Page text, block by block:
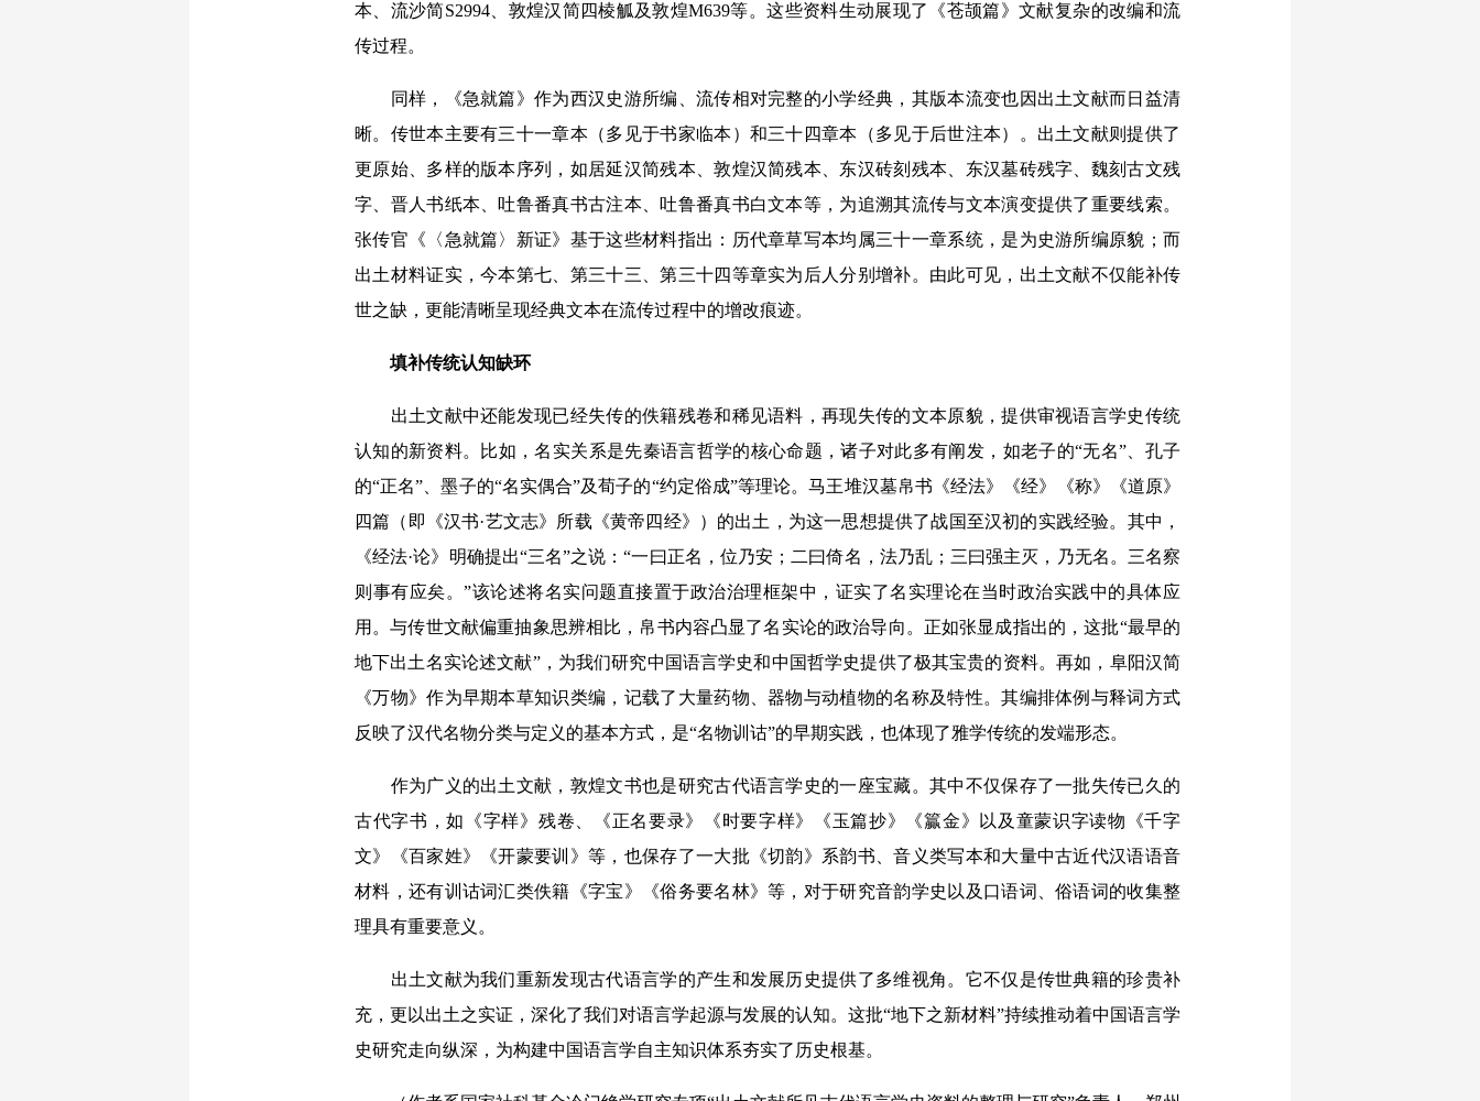
本、流沙简S2994、敦煌汉简四棱觚及敦煌M639等。这些资料生动展现了《苍颉篇》文献复杂的改编和流
传过程。
同样，《急就篇》作为西汉史游所编、流传相对完整的小学经典，其版本流变也因出土文献而日益清
晰。传世本主要有三十一章本（多见于书家临本）和三十四章本（多见于后世注本）。出土文献则提供了
更原始、多样的版本序列，如居延汉简残本、敦煌汉简残本、东汉砖刻残本、东汉墓砖残字、魏刻古文残
字、晋人书纸本、吐鲁番真书古注本、吐鲁番真书白文本等，为追溯其流传与文本演变提供了重要线索。
张传官《〈急就篇〉新证》基于这些材料指出：历代章草写本均属三十一章系统，是为史游所编原貌；而
出土材料证实，今本第七、第三十三、第三十四等章实为后人分别增补。由此可见，出土文献不仅能补传
世之缺，更能清晰呈现经典文本在流传过程中的增改痕迹。
填补传统认知缺环
出土文献中还能发现已经失传的佚籍残卷和稀见语料，再现失传的文本原貌，提供审视语言学史传统
认知的新资料。比如，名实关系是先秦语言哲学的核心命题，诸子对此多有阐发，如老子的“无名”、孔子
的“正名”、墨子的“名实偶合”及荀子的“约定俗成”等理论。马王堆汉墓帛书《经法》《经》《称》《道原》
四篇（即《汉书·艺文志》所载《黄帝四经》）的出土，为这一思想提供了战国至汉初的实践经验。其中，
《经法·论》明确提出“三名”之说：“一曰正名，位乃安；二曰倚名，法乃乱；三曰强主灭，乃无名。三名察
则事有应矣。”该论述将名实问题直接置于政治治理框架中，证实了名实理论在当时政治实践中的具体应
用。与传世文献偏重抽象思辨相比，帛书内容凸显了名实论的政治导向。正如张显成指出的，这批“最早的
地下出土名实论述文献”，为我们研究中国语言学史和中国哲学史提供了极其宝贵的资料。再如，阜阳汉简
《万物》作为早期本草知识类编，记载了大量药物、器物与动植物的名称及特性。其编排体例与释词方式
反映了汉代名物分类与定义的基本方式，是“名物训诂”的早期实践，也体现了雅学传统的发端形态。
作为广义的出土文献，敦煌文书也是研究古代语言学史的一座宝藏。其中不仅保存了一批失传已久的
古代字书，如《字样》残卷、《正名要录》《时要字样》《玉篇抄》《籯金》以及童蒙识字读物《千字
文》《百家姓》《开蒙要训》等，也保存了一大批《切韵》系韵书、音义类写本和大量中古近代汉语语音
材料，还有训诂词汇类佚籍《字宝》《俗务要名林》等，对于研究音韵学史以及口语词、俗语词的收集整
理具有重要意义。
出土文献为我们重新发现古代语言学的产生和发展历史提供了多维视角。它不仅是传世典籍的珍贵补
充，更以出土之实证，深化了我们对语言学起源与发展的认知。这批“地下之新材料”持续推动着中国语言学
史研究走向纵深，为构建中国语言学自主知识体系夯实了历史根基。